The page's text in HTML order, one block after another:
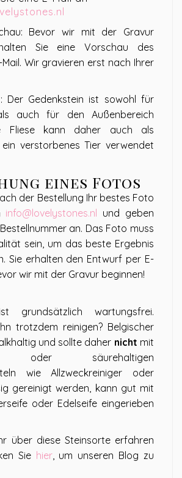
Bevor wir mit der Gravur
Sie eine Vorschau des
Wir gravieren erst nach Ihrer
Gedenkstein ist sowohl für
auch für den Außenbereich
Fliese kann daher auch als
verstorbenes Tier verwendet
eines Fotos
der Bestellung Ihr bestes Foto
info@lovelystones.nl
und geben
an. Das Foto muss
sein, um das beste Ergebnis
Sie erhalten den Entwurf per E-
wir mit der Gravur beginnen!
grundsätzlich wartungsfrei.
trotzdem reinigen? Belgischer
und sollte daher nicht mit
oder säurehaltigen
wie Allzweckreiniger oder
gereinigt werden, kann gut mit
oder Edelseife eingerieben
über diese Steinsorte erfahren
Sie hier, um unseren Blog zu